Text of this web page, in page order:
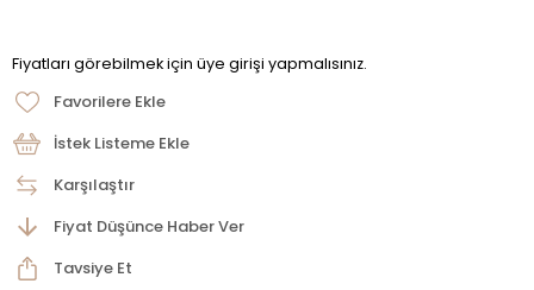
Fiyatları görebilmek için üye girişi yapmalısınız.
Favorilere Ekle
İstek Listeme Ekle
Karşılaştır
Fiyat Düşünce Haber Ver
Tavsiye Et